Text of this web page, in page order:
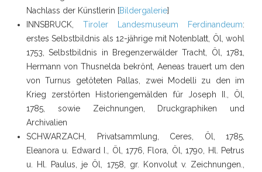
Nachlass der Künstlerin [Bildergalerie]
INNSBRUCK, Tiroler Landesmuseum Ferdinandeum:
erstes Selbstbildnis als 12-jährige mit Notenblatt, Öl, wohl
1753, Selbstbildnis in Bregenzerwälder Tracht, Öl, 1781,
Hermann von Thusnelda bekrönt, Aeneas trauert um den
von Turnus getöteten Pallas, zwei Modelli zu den im
Krieg zerstörten Historiengemälden für Joseph II., Öl,
1785, sowie Zeichnungen, Druckgraphiken und
Archivalien
SCHWARZACH, Privatsammlung, Ceres, Öl, 1785,
Eleanora u. Edward I., Öl, 1776, Flora, Öl, 1790, Hl. Petrus
u. Hl. Paulus, je Öl, 1758, gr. Konvolut v. Zeichnungen.,